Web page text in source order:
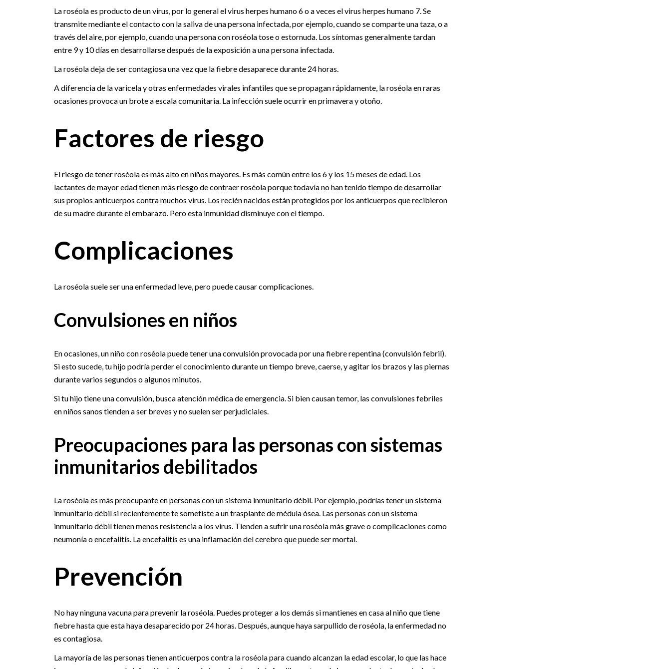
La roséola es producto de un virus, por lo general el virus herpes humano 6 o a veces el virus herpes humano 7. Se
transmite mediante el contacto con la saliva de una persona infectada, por ejemplo, cuando se comparte una taza, o a
través del aire, por ejemplo, cuando una persona con roséola tose o estornuda. Los síntomas generalmente tardan
entre 9 y 10 días en desarrollarse después de la exposición a una persona infectada.
La roséola deja de ser contagiosa una vez que la fiebre desaparece durante 24 horas.
A diferencia de la varicela y otras enfermedades virales infantiles que se propagan rápidamente, la roséola en raras
ocasiones provoca un brote a escala comunitaria. La infección suele ocurrir en primavera y otoño.
Factores de riesgo
El riesgo de tener roséola es más alto en niños mayores. Es más común entre los 6 y los 15 meses de edad. Los
lactantes de mayor edad tienen más riesgo de contraer roséola porque todavía no han tenido tiempo de desarrollar
sus propios anticuerpos contra muchos virus. Los recién nacidos están protegidos por los anticuerpos que recibieron
de su madre durante el embarazo. Pero esta inmunidad disminuye con el tiempo.
Complicaciones
La roséola suele ser una enfermedad leve, pero puede causar complicaciones.
Convulsiones en niños
En ocasiones, un niño con roséola puede tener una convulsión provocada por una fiebre repentina (convulsión febril).
Si esto sucede, tu hijo podría perder el conocimiento durante un tiempo breve, caerse, y agitar los brazos y las piernas
durante varios segundos o algunos minutos.
Si tu hijo tiene una convulsión, busca atención médica de emergencia. Si bien causan temor, las convulsiones febriles
en niños sanos tienden a ser breves y no suelen ser perjudiciales.
Preocupaciones para las personas con sistemas
inmunitarios debilitados
La roséola es más preocupante en personas con un sistema inmunitario débil. Por ejemplo, podrías tener un sistema
inmunitario débil si recientemente te sometiste a un trasplante de médula ósea. Las personas con un sistema
inmunitario débil tienen menos resistencia a los virus. Tienden a sufrir una roséola más grave o complicaciones como
neumonía o encefalitis. La encefalitis es una inflamación del cerebro que puede ser mortal.
Prevención
No hay ninguna vacuna para prevenir la roséola. Puedes proteger a los demás si mantienes en casa al niño que tiene
fiebre hasta que esta haya desaparecido por 24 horas. Después, aunque haya sarpullido de roséola, la enfermedad no
es contagiosa.
La mayoría de las personas tienen anticuerpos contra la roséola para cuando alcanzan la edad escolar, lo que las hace